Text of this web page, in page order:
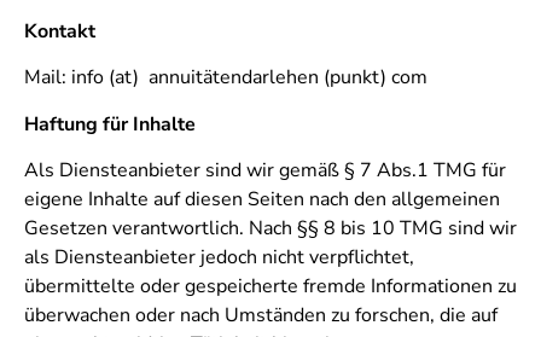
Kontakt
Mail: info (at) annuitätendarlehen (punkt) com
Haftung für Inhalte
Als Diensteanbieter sind wir gemäß § 7 Abs.1 TMG für
eigene Inhalte auf diesen Seiten nach den allgemeinen
Gesetzen verantwortlich. Nach §§ 8 bis 10 TMG sind wir
als Diensteanbieter jedoch nicht verpflichtet,
übermittelte oder gespeicherte fremde Informationen zu
überwachen oder nach Umständen zu forschen, die auf